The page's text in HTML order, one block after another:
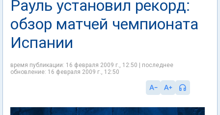
Рауль установил рекорд:
обзор матчей чемпионата
Испании
время публикации: 16 февраля 2009 г., 12:50 | последнее
обновление: 16 февраля 2009 г., 12:50